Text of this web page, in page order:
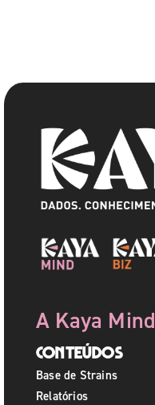
A Kaya Mind
Conteúdos
Base de Strains
Relatórios